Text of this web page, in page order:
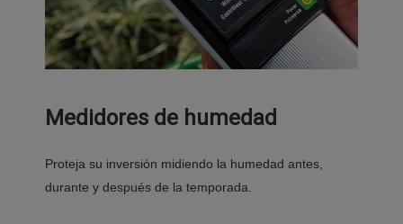
Medidores de humedad
Proteja su inversión midiendo la humedad antes,
durante y después de la temporada.